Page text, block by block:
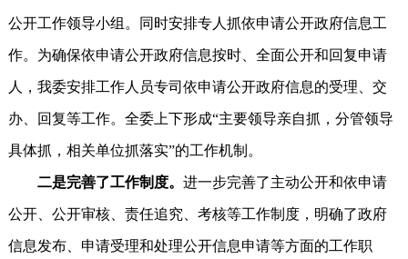
公开工作领导小组。同时安排专人抓依申请公开政府信息工
作。为确保依申请公开政府信息按时、全面公开和回复申请
人，我委安排工作人员专司依申请公开政府信息的受理、交
办、回复等工作。全委上下形成“主要领导亲自抓，分管领导
具体抓，相关单位抓落实”的工作机制。
二是完善了工作制度。 进一步完善了主动公开和依申请
公开、公开审核、责任追究、考核等工作制度，明确了政府
信息发布、申请受理和处理公开信息申请等方面的工作职